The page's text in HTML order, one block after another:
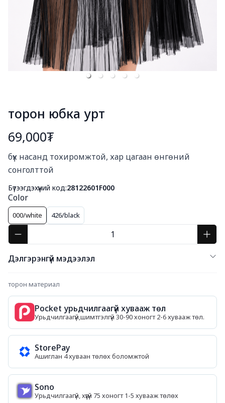
торон юбка урт
69,000₮
бүх насанд тохиромжтой, хар цагаан өнгөний
сонголттой
Бүтээгдэхүүний код:28122601F000
Color
000/white 426/black
Дэлгэрэнгүй мэдээлэл
торон материал
Pocket урьдчилгаагүй хувааж төл
Урьдчилгаагүй,шимтгэлгүй 30-90 хоногт 2-6 хувааж төл.
StorePay
Ашиглан 4 хуваан төлөх боломжтой
Sono
Урьдчилгаагүй, хүүгүй 75 хоногт 1-5 хувааж төлөх